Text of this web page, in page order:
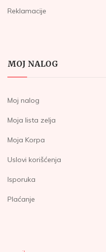
Reklamacije
MOJ NALOG
Moj nalog
Moja lista zelja
Moja Korpa
Uslovi korišćenja
Isporuka
Plaćanje